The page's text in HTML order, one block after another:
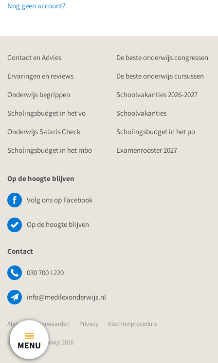
Nog geen account?
Contact en Advies
De beste onderwijs congressen
Ervaringen en reviews
De beste onderwijs cursussen
Onderwijs begrippen
Schoolvakanties 2026-2027
Scholingsbudget in het vo
Schoolvakanties
Onderwijs Salaris Check
Scholingsbudget in het po
Scholingsbudget in het mbo
Examenrooster 2027
Op de hoogte blijven
Volg ons op Facebook
Op de hoogte blijven
Contact
030 700 1220
info@medilexonderwijs.nl
Algemene Voorwaarden Privacy Klachtenprocedure
© Medilex Onderwijs 2026
MENU